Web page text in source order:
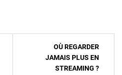
OÙ REGARDER
JAMAIS PLUS EN
STREAMING ?